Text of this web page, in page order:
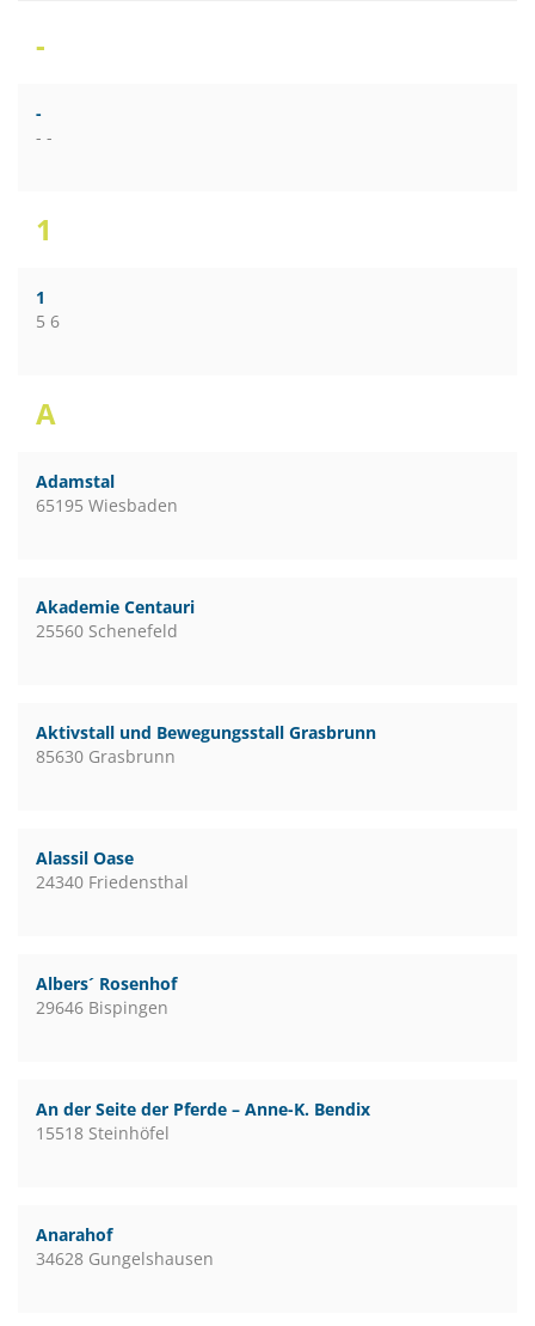
-
-
- -
1
1
5 6
A
Adamstal
65195 Wiesbaden
Akademie Centauri
25560 Schenefeld
Aktivstall und Bewegungsstall Grasbrunn
85630 Grasbrunn
Alassil Oase
24340 Friedensthal
Albers´ Rosenhof
29646 Bispingen
An der Seite der Pferde – Anne-K. Bendix
15518 Steinhöfel
Anarahof
34628 Gungelshausen